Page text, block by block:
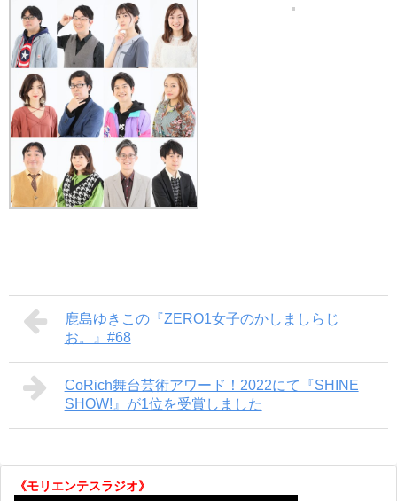
鹿島ゆきこの『ZERO1女子のかしましらじ
お。』#68
CoRich舞台芸術アワード！2022にて『SHINE
SHOW!』が1位を受賞しました
《モリエンテスラジオ》